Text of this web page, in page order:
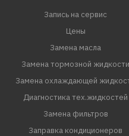
всех марок.
и глицерина. Сохраняет
изделия
Запись на сервис
Цены
Замена масла
Замена тормозной жидкости
Замена охлаждающей
Диагностика тех.жидкостей
Замена фильтров
Заправка кондиционеров